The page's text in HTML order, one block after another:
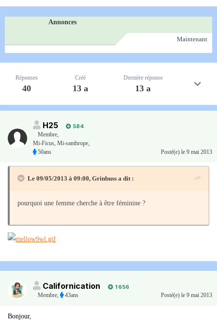
Annonces
Maintenant
Réponses
40
Créé
13 a
Dernière réponse
13 a
H25
584
Membre
Mi-Ficus, Mi-santhrope,
50ans
Posté(e) le 9 mai 2013
Le 09/05/2013 à 09:00, Grinbuss a dit :
pourquoi une femme cherche à être féminine ?
Californication
1 656
Membre
43ans Posté(e) le 9 mai 2013
Bonjour,